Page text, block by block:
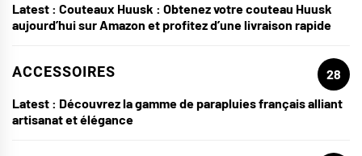
Latest : Couteaux Huusk : Obtenez votre couteau Huusk
aujourd’hui sur Amazon et profitez d’une livraison rapide
ACCESSOIRES
28
Latest : Découvrez la gamme de parapluies français alliant
artisanat et élégance